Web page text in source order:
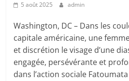
5 août 2025 admin
Washington, DC – Dans les
capitale américaine, une
et discrétion le visage d’une
engagée, persévérante et
dans l’action sociale